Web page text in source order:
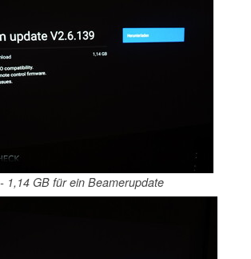
1,14 GB für ein Beamerupdate